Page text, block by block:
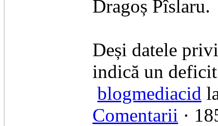
Dragoș Pîslaru.
​Deși datele
indică un deficit
blogmediacid
Comentarii ·